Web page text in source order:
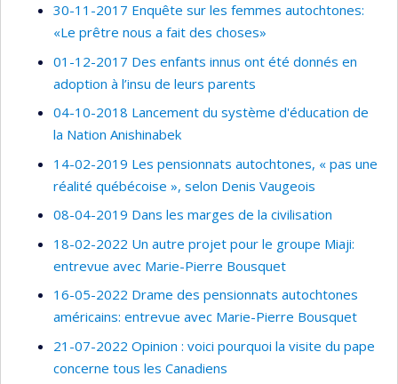
30-11-2017 Enquête sur les femmes autochtones:
«Le prêtre nous a fait des choses»
01-12-2017 Des enfants innus ont été donnés en
adoption à l’insu de leurs parents
04-10-2018 Lancement du système d'éducation de
la Nation Anishinabek
14-02-2019 Les pensionnats autochtones, « pas une
réalité québécoise », selon Denis Vaugeois
08-04-2019 Dans les marges de la civilisation
18-02-2022 Un autre projet pour le groupe Miaji:
entrevue avec Marie-Pierre Bousquet
16-05-2022 Drame des pensionnats autochtones
américains: entrevue avec Marie-Pierre Bousquet
21-07-2022 Opinion : voici pourquoi la visite du pape
concerne tous les Canadiens